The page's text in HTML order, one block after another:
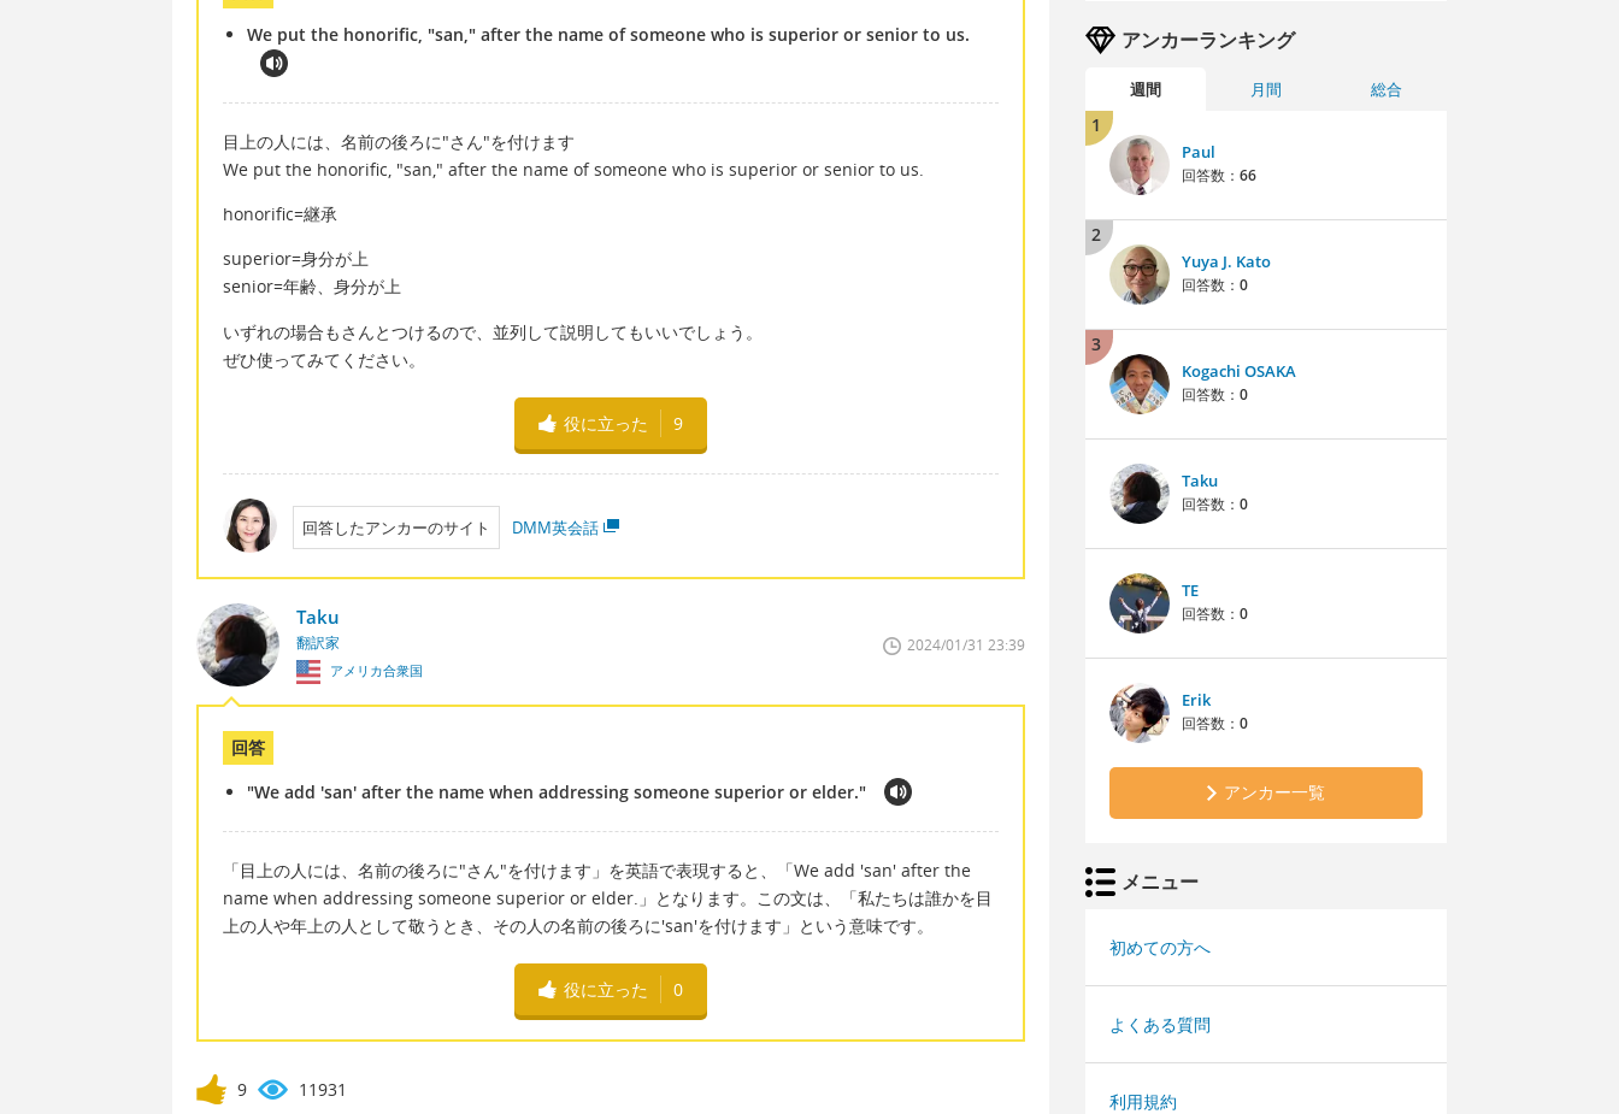
We put the honorific, "san," after the name of someone who is superior or senior to us.
目上の人には、名前の後ろに"さん"を付けます
We put the honorific, "san," after the name of someone who is superior or senior to us.
honorific=継承
superior=身分が上
senior=年齢、身分が上
いずれの場合もさんとつけるので、並列して説明してもいいでしょう。
ぜひ使ってみてください。
役に立った 9
回答したアンカーのサイト DMM英会話
Taku
翻訳家
アメリカ合衆国
2024/01/31 23:39
回答
"We add 'san' after the name when addressing someone superior or elder."
「目上の人には、名前の後ろに"さん"を付けます」を英語で表現すると、「We add 'san' after the
name when addressing someone superior or elder.」となります。この文は、「私たちは誰かを目
上の人や年上の人として敬うとき、その人の名前の後ろに'san'を付けます」という意味です。
役に立った 0
9 11931
アンカーランキング
週間 月間 総合
1
Paul
回答数： 66
2
Yuya J. Kato
回答数： 0
3
Kogachi OSAKA
回答数： 0
Taku
回答数： 0
TE
回答数： 0
Erik
回答数： 0
アンカー一覧
メニュー
初めての方へ
よくある質問
利用規約